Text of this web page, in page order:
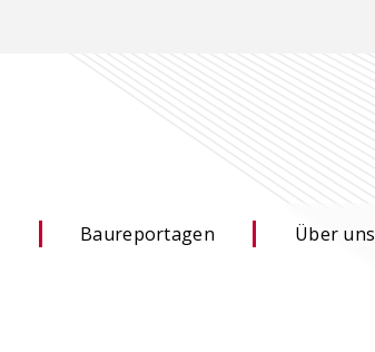
Baureportagen Über uns